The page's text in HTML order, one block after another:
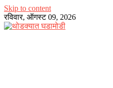
Skip to content
रविवार, ऑगस्ट 09, 2026